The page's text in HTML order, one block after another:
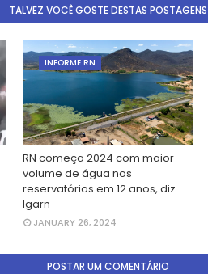
TALVEZ VOCÊ GOSTE DESTAS POSTAGENS
INFORME RN
RN começa 2024 com maior
volume de água nos
reservatórios em 12 anos, diz
Igarn
JANUARY 26, 2024
POSTAR UM COMENTÁRIO